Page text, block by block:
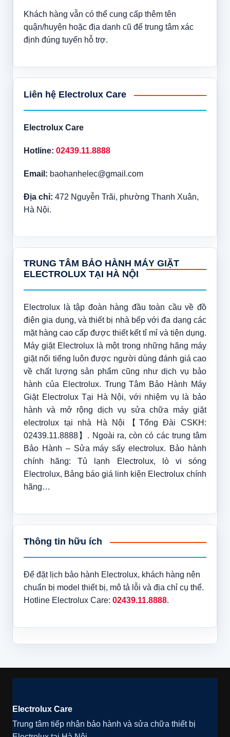
Khách hàng vẫn có thể cung cấp thêm tên
quận/huyện hoặc địa danh cũ để trung tâm xác
định đúng tuyến hỗ trợ.
Liên hệ Electrolux Care
Electrolux Care
Hotline: 02439.11.8888
Email: baohanhelec@gmail.com
Địa chỉ: 472 Nguyễn Trãi, phường Thanh Xuân,
Hà Nội.
TRUNG TÂM BẢO HÀNH MÁY GIẶT
ELECTROLUX TẠI HÀ NỘI
Electrolux là tập đoàn hàng đầu toàn cầu về đồ
điện gia dụng, và thiết bị nhà bếp với đa dạng các
mặt hàng cao cấp được thiết kết tỉ mỉ và tiện dụng.
Máy giặt Electrolux là một trong những hãng máy
giặt nổi tiếng luôn được người dùng đánh giá cao
về chất lượng sản phẩm cũng như dịch vụ bảo
hành của Electrolux. Trung Tâm Bảo Hành Máy
Giặt Electrolux Tại Hà Nội, với nhiệm vụ là bảo
hành và mở rộng dịch vụ sửa chữa máy giặt
electrolux tại nhà Hà Nội【Tổng Đài CSKH:
02439.11.8888】. Ngoài ra, còn có các trung tâm
Bảo Hành – Sửa máy sấy electrolux. Bảo hành
chính hãng: Tủ lạnh Electrolux, lò vi sóng
Electrolux, Bảng báo giá linh kiện Electrolux chính
hãng…
Thông tin hữu ích
Để đặt lịch bảo hành Electrolux, khách hàng nên
chuẩn bị model thiết bị, mô tả lỗi và địa chỉ cụ thể.
Hotline Electrolux Care: 02439.11.8888.
Electrolux Care
Trung tâm tiếp nhận bảo hành và sửa chữa thiết bị